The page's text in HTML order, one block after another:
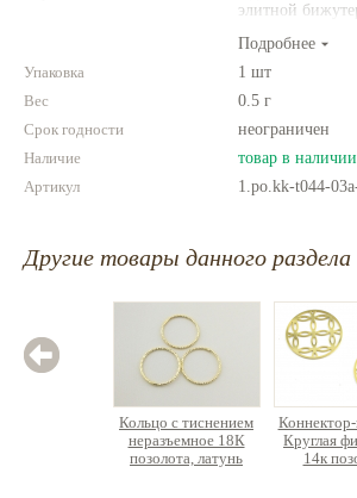
элитной
выглядеть по-
Подробнее
Упаковка
1 шт
Вес
0.5 г
Срок годности
неограничен
Наличие
товар в наличии
Артикул
1.po.kk-t044-
Другие товары данного раздела
Кольцо с тиснением
неразъемное 18К
позолота, латунь
Круглая
14к